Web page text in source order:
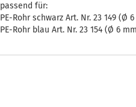
passend für:
PE-Rohr schwarz Art. Nr. 23 149 (Ø
PE-Rohr blau Art. Nr. 23 154 (Ø 6